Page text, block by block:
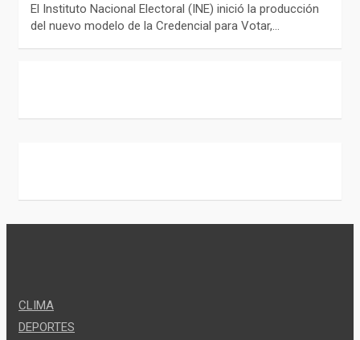
El Instituto Nacional Electoral (INE) inició la producción
del nuevo modelo de la Credencial para Votar,…
CLIMA
DEPORTES